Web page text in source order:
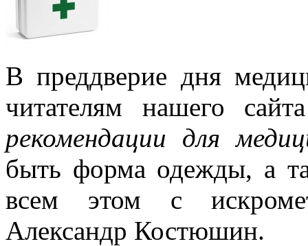
В преддверие дня
читателям нашего
рекомендации для
быть форма одежды, а
всем этом с
Александр Костюшин.